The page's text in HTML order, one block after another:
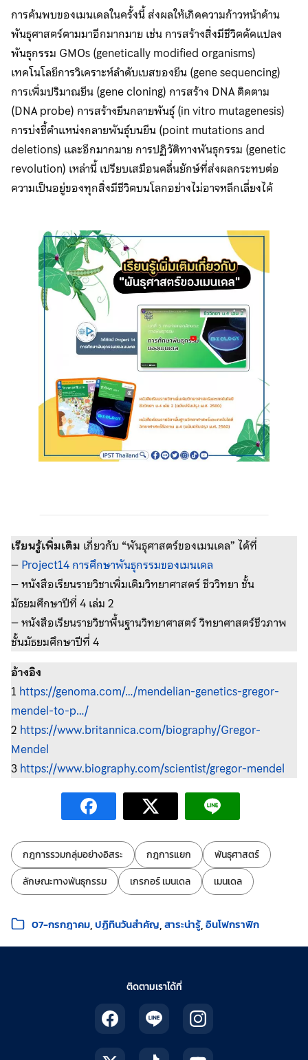
การค้นพบของเมนเดลในครั้งนี้ ส่งผลให้เกิดความก้าวหน้าด้าน
พันธุศาสตร์ตามมาอีกมากมาย เช่น การสร้างสิ่งมีชีวิตดัดแปลง
พันธุกรรม GMOs (genetically modified organisms)
เทคโนโลยีการวิเคราะห์ลำดับเบสของยีน (gene sequencing)
การเพิ่มปริมาณยีน (gene cloning) การสร้าง DNA ติดตาม
(DNA probe) การสร้างยีนกลายพันธุ์ (in vitro mutagenesis)
การบ่งชี้ตำแหน่งกลายพันธุ์บนยีน (point mutations and
deletions) และอีกมากมาย การปฏิวัติทางพันธุกรรม (genetic
revolution) เหล่านี้ เปรียบเสมือนคลื่นยักษ์ที่ส่งผลกระทบต่อ
ความเป็นอยู่ของทุกสิ่งมีชีวิตบนโลกอย่างไม่อาจหลีกเลี่ยงได้
เรียนรู้เพิ่มเติม เกี่ยวกับ “พันธุศาสตร์ของเมนเดล” ได้ที่
–Project14 การศึกษาพันธุกรรมของเมนเดล
– หนังสือเรียนรายวิชาเพิ่มเติมวิทยาศาสตร์ ชีววิทยา ชั้น
มัธยมศึกษาปีที่ 4 เล่ม 2
– หนังสือเรียนรายวิชาพื้นฐานวิทยาศาสตร์ วิทยาศาสตร์ชีวภาพ
ชั้นมัธยมศึกษาปีที่ 4
อ้างอิง
1 https://genoma.com/…/mendelian-genetics-gregor-
mendel-to-p…/
2 https://www.britannica.com/biography/Gregor-
Mendel
3https://www.biography.com/scientist/gregor-mendel
ป้ายกำกับ:
กฎการรวมกลุ่มอย่างอิสระ กฎการแยก
พันธุศาสตร์
ลักษณะทางพันธุกรรม
เกรกอร์ เมนเดล เมนเดล
หมวดหมู่:
07-กรกฎาคม ปฏิทินวันสำคัญ สาระน่ารู้ อินโฟกราฟิก
ติดตามเราได้ที่